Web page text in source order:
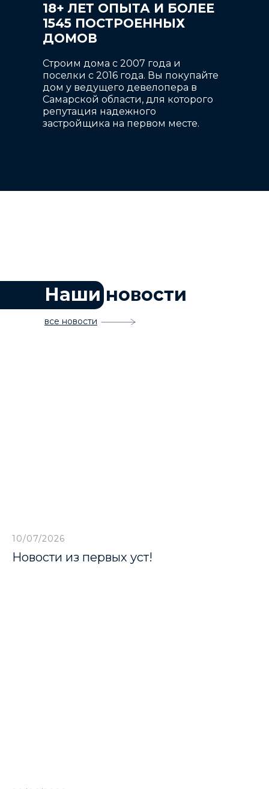
18+ ЛЕТ ОПЫТА И БОЛЕЕ
1545 ПОСТРОЕННЫХ
ДОМОВ
Строим дома с 2007 года и
поселки с 2016 года. Вы покупайте
дом у ведущего девелопера в
Самарской области, для которого
репутация надежного
застройщика на первом месте.
все новости
Нашиновости
10/07/2026
Новости из первых уст!